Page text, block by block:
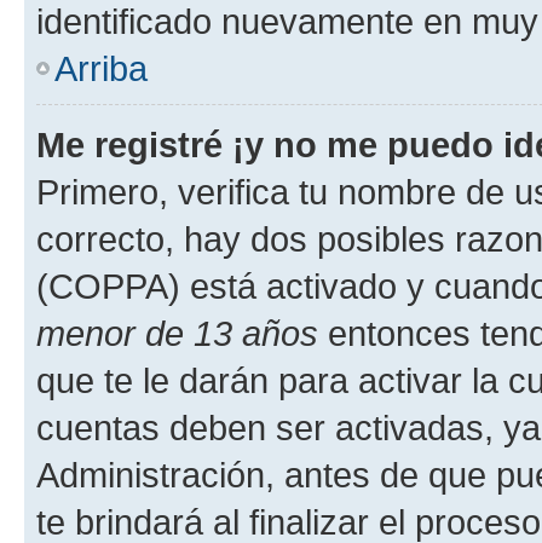
identificado nuevamente en
Arriba
Me registré ¡y no me puedo
Primero, verifica tu nombre de
correcto, hay dos posibles
(COPPA) está activado y
menor de 13 años entonces
que te le darán para activar la
cuentas deben ser activadas,
Administración, antes de que
te brindará al finalizar el